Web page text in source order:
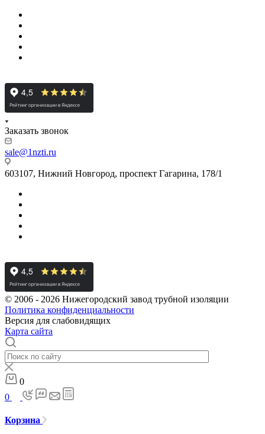
Заказать звонок
sale@1nzti.ru
603107, Нижний Новгород, проспект Гагарина, 178/1
© 2006 - 2026 Нижегородский завод трубной изоляции
Политика конфиденциальности
Версия для слабовидящих
Карта сайта
0
0
Корзина